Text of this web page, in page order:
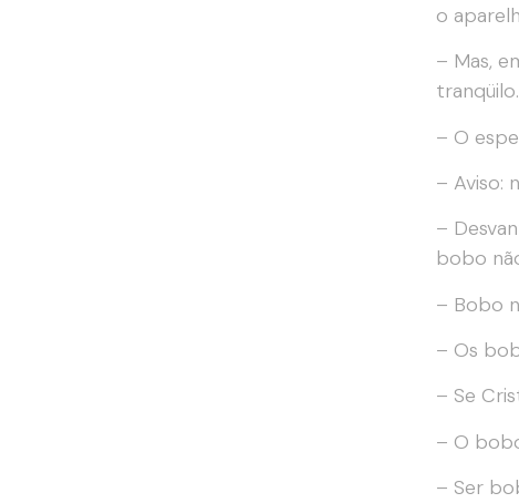
o
– Mas,
– O
– Aviso:
–
bobo
– Bobo
– Os
– Se
– O
– Ser